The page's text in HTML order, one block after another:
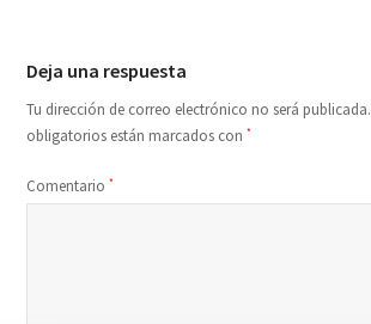
Deja una respuesta
Tu dirección de correo electrónico no será publicada.
obligatorios están marcados con*
Comentario*